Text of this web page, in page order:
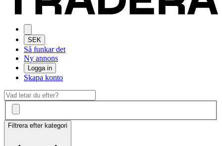
SEK
Så funkar det
Ny annons
Logga in
Skapa konto
Filtrera efter kategori